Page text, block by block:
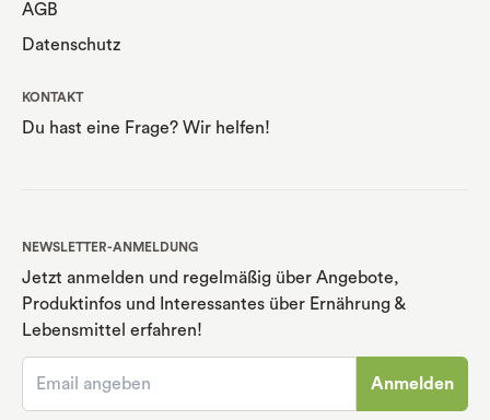
AGB
Datenschutz
KONTAKT
Du hast eine Frage? Wir helfen!
NEWSLETTER-ANMELDUNG
Jetzt anmelden und regelmäßig über Angebote,
Produktinfos und Interessantes über Ernährung &
Lebensmittel erfahren!
Anmelden